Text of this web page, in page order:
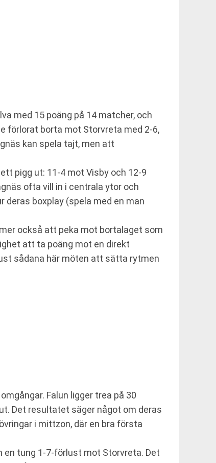
med 15 poäng på 14 matcher, och
förlorat borta mot Storvreta med 2-6,
kan spela tajt, men att
pigg ut: 11-4 mot Visby och 12-9
ofta vill in i centrala ytor och
boxplay (spela med en man
också att peka mot bortalaget som
att ta poäng mot en direkt
sådana här möten att sätta rytmen
Falun ligger trea på 30
Det resultatet säger något om deras
i mittzon, där en bra första
en tung 1-7-förlust mot Storvreta. Det